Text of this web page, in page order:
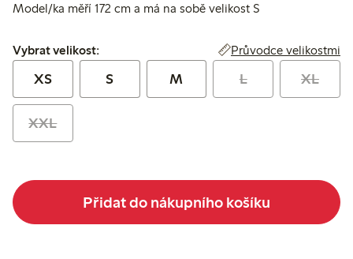
Model/ka měří 172 cm a má na sobě velikost S
Vybrat velikost:
Vybrat velikost: Průvodce velikostmi
XS S M L XL
XXL
Přidat do nákupního košíku